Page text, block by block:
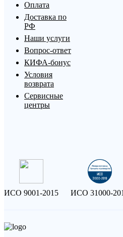
Оплата
Доставка по
РФ
Наши услуги
Вопрос-ответ
КИФА-бонус
Условия
возврата
Сервисные
центры
ИСО 9001-2015 ИСО 31000-